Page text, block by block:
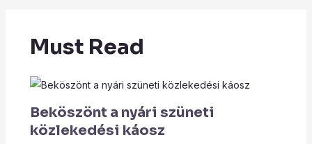
Must Read
Beköszönt a nyári szüneti
közlekedési káosz